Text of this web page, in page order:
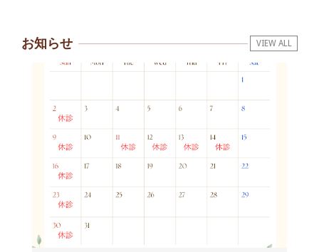
お知らせ VIEW ALL